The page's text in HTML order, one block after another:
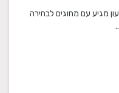
מגיע עם מחוגים לבחירה